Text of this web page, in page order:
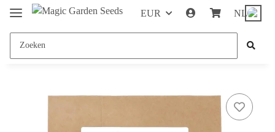
EUR NL